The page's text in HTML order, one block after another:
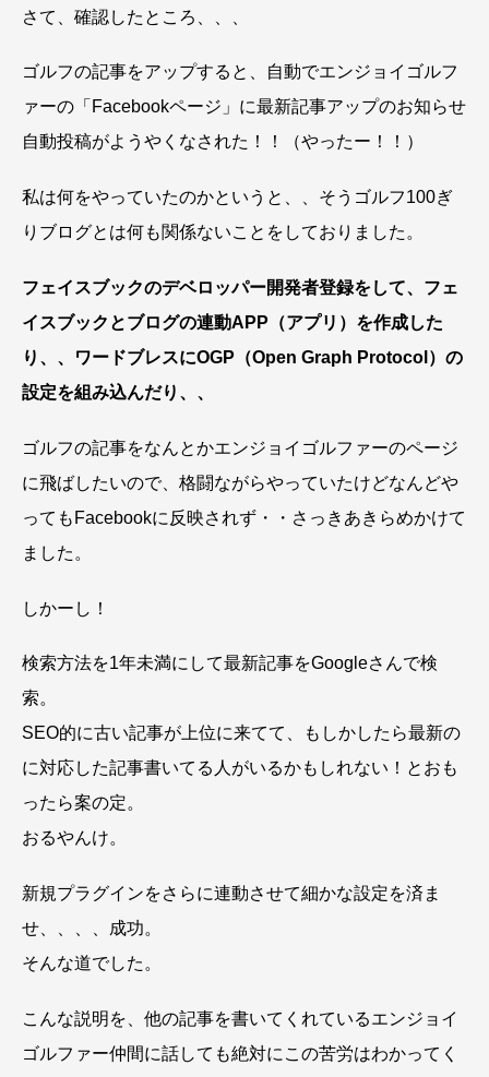
さて、確認したところ、、、
ゴルフの記事をアップすると、自動でエンジョイゴルフ
ァーの「Facebookページ」に最新記事アップのお知らせ
自動投稿がようやくなされた！！（やったー！！）
私は何をやっていたのかというと、、そうゴルフ100ぎ
りブログとは何も関係ないことをしておりました。
フェイスブックのデベロッパー開発者登録をして、フェ
イスブックとブログの連動APP（アプリ）を作成した
り、、ワードブレスにOGP（Open Graph Protocol）の
設定を組み込んだり、、
ゴルフの記事をなんとかエンジョイゴルファーのページ
に飛ばしたいので、格闘ながらやっていたけどなんどや
ってもFacebookに反映されず・・さっきあきらめかけて
ました。
しかーし！
検索方法を1年未満にして最新記事をGoogleさんで検
索。
SEO的に古い記事が上位に来てて、もしかしたら最新の
に対応した記事書いてる人がいるかもしれない！とおも
ったら案の定。
おるやんけ。
新規プラグインをさらに連動させて細かな設定を済ま
せ、、、、成功。
そんな道でした。
こんな説明を、他の記事を書いてくれているエンジョイ
ゴルファー仲間に話しても絶対にこの苦労はわかってく